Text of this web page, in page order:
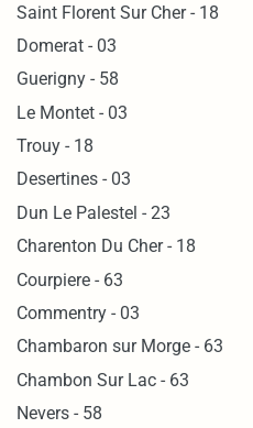
Saint Florent Sur Cher - 18
Domerat - 03
Guerigny - 58
Le Montet - 03
Trouy - 18
Desertines - 03
Dun Le Palestel - 23
Charenton Du Cher - 18
Courpiere - 63
Commentry - 03
Chambaron sur Morge - 63
Chambon Sur Lac - 63
Nevers - 58